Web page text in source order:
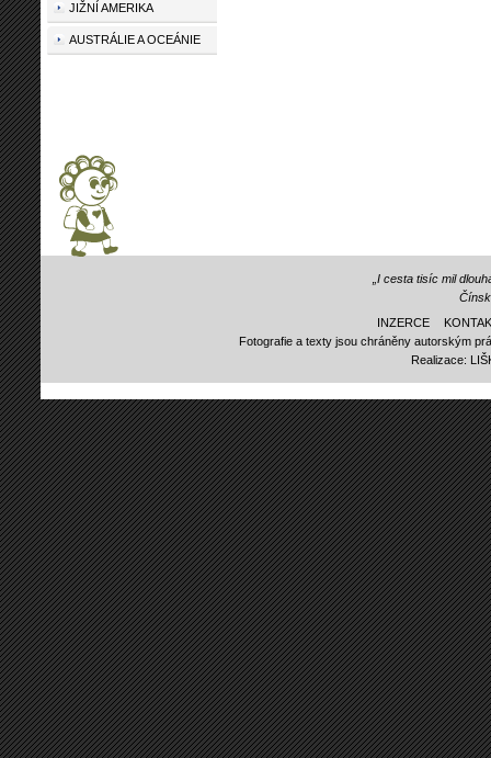
JIŽNÍ AMERIKA
AUSTRÁLIE A OCEÁNIE
„I cesta tisíc mil
INZERCE
Fotografie a texty jsou chráněny autorským
Realizace: